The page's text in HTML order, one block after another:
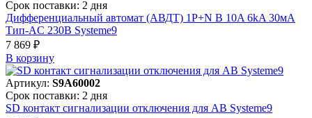
Срок поставки: 2 дня
Дифференциальный автомат (АВДТ) 1P+N B 10A 6kA 30мА
Тип-AC 230В Systeme9
7 869 ₽
В корзинy
Артикул: S9A60002
Срок поставки: 2 дня
SD контакт сигнализации отключения для АВ Systeme9